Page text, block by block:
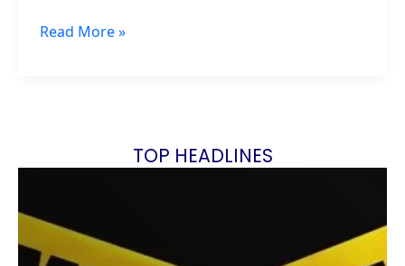
Read More »
TOP HEADLINES